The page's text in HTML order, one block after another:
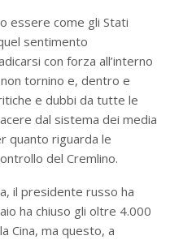
essere come gli Stati
sentimento
con forza all’interno
tornino e, dentro e
e dubbi da tutte le
dal sistema dei media
quanto riguarda le
del Cremlino.
il presidente russo ha
ha chiuso gli oltre 4.000
Cina, ma questo, a